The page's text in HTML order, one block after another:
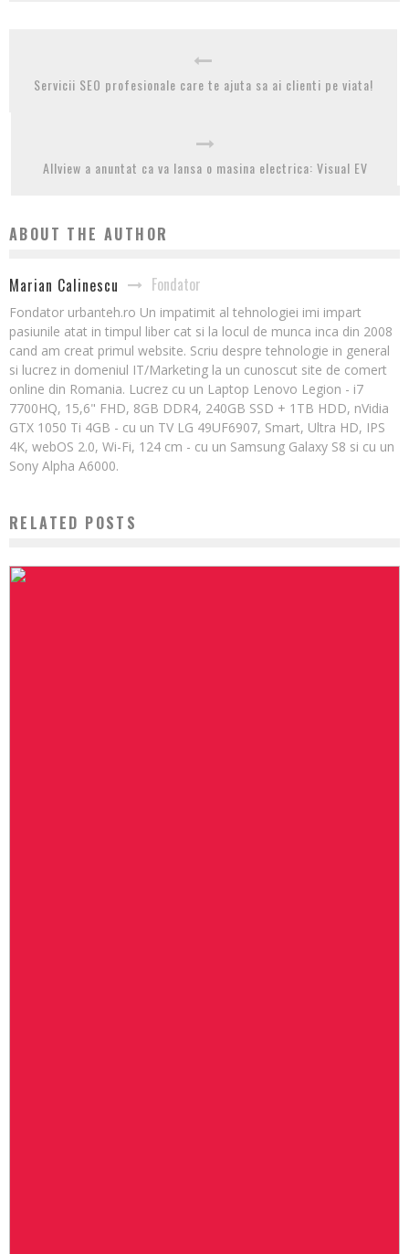
Servicii SEO profesionale care te ajuta sa ai clienti pe viata!
Allview a anuntat ca va lansa o masina electrica: Visual EV
ABOUT THE AUTHOR
Marian Calinescu Fondator
Fondator urbanteh.ro Un impatimit al tehnologiei imi impart
pasiunile atat in timpul liber cat si la locul de munca inca din 2008
cand am creat primul website. Scriu despre tehnologie in general
si lucrez in domeniul IT/Marketing la un cunoscut site de comert
online din Romania. Lucrez cu un Laptop Lenovo Legion - i7
7700HQ, 15,6" FHD, 8GB DDR4, 240GB SSD + 1TB HDD, nVidia
GTX 1050 Ti 4GB - cu un TV LG 49UF6907, Smart, Ultra HD, IPS
4K, webOS 2.0, Wi-Fi, 124 cm - cu un Samsung Galaxy S8 si cu un
Sony Alpha A6000.
RELATED POSTS